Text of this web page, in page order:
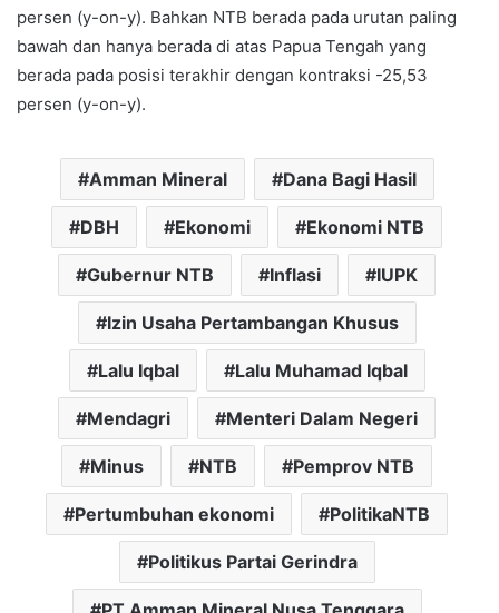
persen (y-on-y). Bahkan NTB berada pada urutan paling
bawah dan hanya berada di atas Papua Tengah yang
berada pada posisi terakhir dengan kontraksi -25,53
persen (y-on-y).
Amman Mineral Dana Bagi Hasil
DBH Ekonomi Ekonomi NTB
Gubernur NTB Inflasi IUPK
Izin Usaha Pertambangan Khusus
Lalu Iqbal Lalu Muhamad Iqbal
Mendagri Menteri Dalam Negeri
Minus NTB Pemprov NTB
Pertumbuhan ekonomi PolitikaNTB
Politikus Partai Gerindra